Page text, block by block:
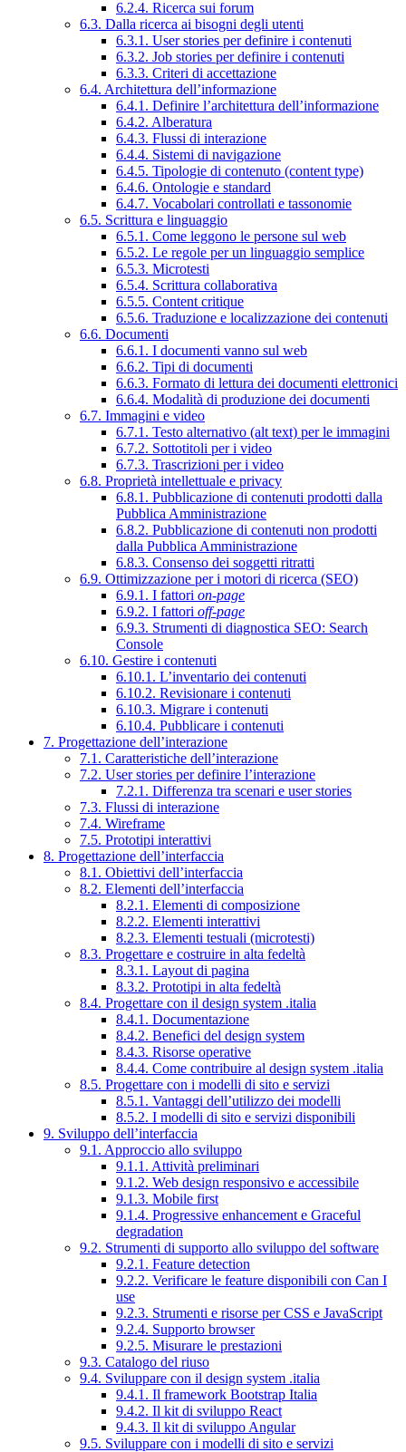
6.2.4. Ricerca sui forum
6.3. Dalla ricerca ai bisogni degli utenti
6.3.1. User stories per definire i contenuti
6.3.2. Job stories per definire i contenuti
6.3.3. Criteri di accettazione
6.4. Architettura dell’informazione
6.4.1. Definire l’architettura dell’informazione
6.4.2. Alberatura
6.4.3. Flussi di interazione
6.4.4. Sistemi di navigazione
6.4.5. Tipologie di contenuto (content type)
6.4.6. Ontologie e standard
6.4.7. Vocabolari controllati e tassonomie
6.5. Scrittura e linguaggio
6.5.1. Come leggono le persone sul web
6.5.2. Le regole per un linguaggio semplice
6.5.3. Microtesti
6.5.4. Scrittura collaborativa
6.5.5. Content critique
6.5.6. Traduzione e localizzazione dei contenuti
6.6. Documenti
6.6.1. I documenti vanno sul web
6.6.2. Tipi di documenti
6.6.3. Formato di lettura dei documenti elettronici
6.6.4. Modalità di produzione dei documenti
6.7. Immagini e video
6.7.1. Testo alternativo (alt text) per le immagini
6.7.2. Sottotitoli per i video
6.7.3. Trascrizioni per i video
6.8. Proprietà intellettuale e privacy
6.8.1. Pubblicazione di contenuti prodotti dalla
Pubblica Amministrazione
6.8.2. Pubblicazione di contenuti non prodotti
dalla Pubblica Amministrazione
6.8.3. Consenso dei soggetti ritratti
6.9. Ottimizzazione per i motori di ricerca (SEO)
6.9.1. I fattori on-page
6.9.2. I fattori off-page
6.9.3. Strumenti di diagnostica SEO: Search
Console
6.10. Gestire i contenuti
6.10.1. L’inventario dei contenuti
6.10.2. Revisionare i contenuti
6.10.3. Migrare i contenuti
6.10.4. Pubblicare i contenuti
7. Progettazione dell’interazione
7.1. Caratteristiche dell’interazione
7.2. User stories per definire l’interazione
7.2.1. Differenza tra scenari e user stories
7.3. Flussi di interazione
7.4. Wireframe
7.5. Prototipi interattivi
8. Progettazione dell’interfaccia
8.1. Obiettivi dell’interfaccia
8.2. Elementi dell’interfaccia
8.2.1. Elementi di composizione
8.2.2. Elementi interattivi
8.2.3. Elementi testuali (microtesti)
8.3. Progettare e costruire in alta fedeltà
8.3.1. Layout di pagina
8.3.2. Prototipi in alta fedeltà
8.4. Progettare con il design system .italia
8.4.1. Documentazione
8.4.2. Benefici del design system
8.4.3. Risorse operative
8.4.4. Come contribuire al design system .italia
8.5. Progettare con i modelli di sito e servizi
8.5.1. Vantaggi dell’utilizzo dei modelli
8.5.2. I modelli di sito e servizi disponibili
9. Sviluppo dell’interfaccia
9.1. Approccio allo sviluppo
9.1.1. Attività preliminari
9.1.2. Web design responsivo e accessibile
9.1.3. Mobile first
9.1.4. Progressive enhancement e Graceful
degradation
9.2. Strumenti di supporto allo sviluppo del software
9.2.1. Feature detection
9.2.2. Verificare le feature disponibili con Can I
use
9.2.3. Strumenti e risorse per CSS e JavaScript
9.2.4. Supporto browser
9.2.5. Misurare le prestazioni
9.3. Catalogo del riuso
9.4. Sviluppare con il design system .italia
9.4.1. Il framework Bootstrap Italia
9.4.2. Il kit di sviluppo React
9.4.3. Il kit di sviluppo Angular
9.5. Sviluppare con i modelli di sito e servizi